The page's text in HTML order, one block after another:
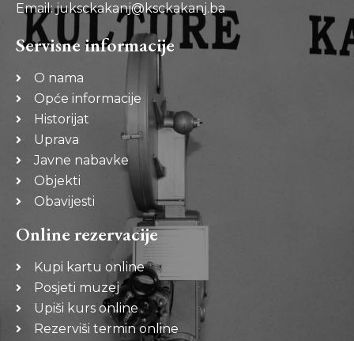
Email: juksckakanj@ksckakanj.ba
Servisne informacije
O nama
Opće informacije
Historijat
Uprava
Javne nabavke
Objekti
Obavijesti
Online rezervacije
Kupi kartu online
Posjeti muzej
Upiši kurs online
Rezerviši termin online